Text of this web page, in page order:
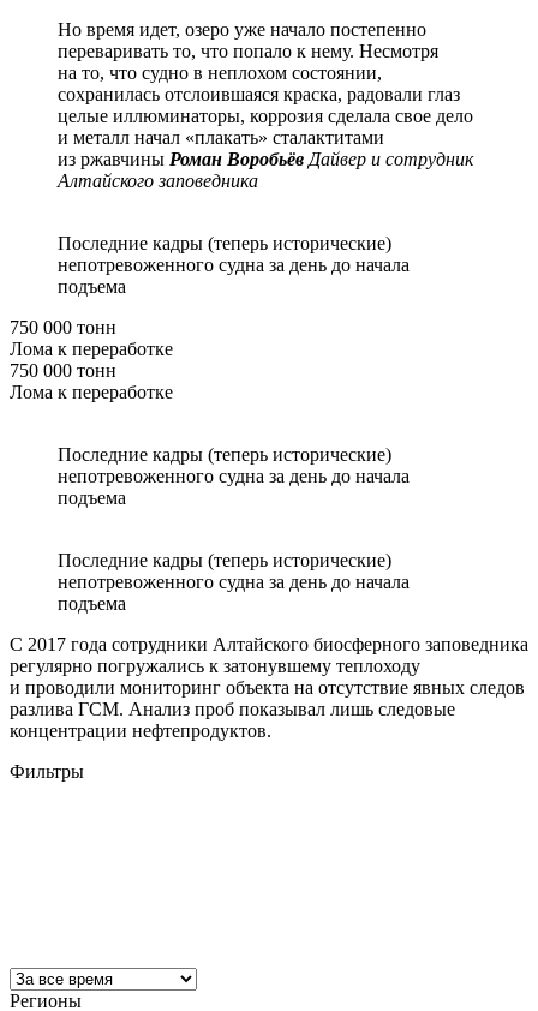
Но время идет, озеро уже начало постепенно
переваривать то, что попало к нему. Несмотря
на то, что судно в неплохом состоянии,
сохранилась отслоившаяся краска, радовали глаз
целые иллюминаторы, коррозия сделала свое дело
и металл начал «плакать» сталактитами
из ржавчины Роман Воробьёв Дайвер и сотрудник
Алтайского заповедника
Последние кадры (теперь исторические)
непотревоженного судна за день до начала
подъема
750 000 тонн
Лома к переработке
750 000 тонн
Лома к переработке
Последние кадры (теперь исторические)
непотревоженного судна за день до начала
подъема
Последние кадры (теперь исторические)
непотревоженного судна за день до начала
подъема
С 2017 года сотрудники Алтайского биосферного заповедника
регулярно погружались к затонувшему теплоходу
и проводили мониторинг объекта на отсутствие явных следов
разлива ГСМ. Анализ проб показывал лишь следовые
концентрации нефтепродуктов.
Фильтры
Регионы